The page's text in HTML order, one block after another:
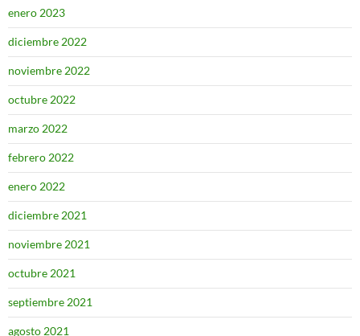
enero 2023
diciembre 2022
noviembre 2022
octubre 2022
marzo 2022
febrero 2022
enero 2022
diciembre 2021
noviembre 2021
octubre 2021
septiembre 2021
agosto 2021